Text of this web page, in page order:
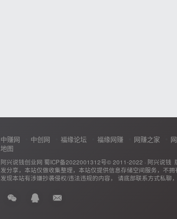
中赚网 中创网 福缘论坛 福缘网赚 网赚之家
地图
阿兴说钱创业网 蜀ICP备2022001312号© 2011-2022 · 阿兴说钱
发分享，本站仅做收集整理，本站仅提供信息存储空间服务，不
发现本站有涉嫌抄袭侵权/违法违规的内容， 请底部联系方式私聊